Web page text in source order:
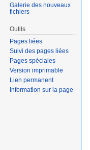
Galerie des nouveaux
fichiers
Outils
Pages liées
Suivi des pages liées
Pages spéciales
Version imprimable
Lien permanent
Information sur la page